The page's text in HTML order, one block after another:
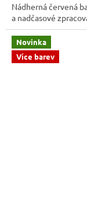
Nádherná červená
a nadčasové
Novinka
Více barev